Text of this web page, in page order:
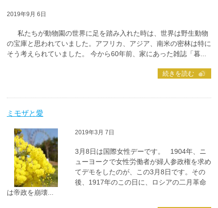
2019年9月 6日
私たちが動物園の世界に足を踏み入れた時は、世界は野生動物
の宝庫と思われていました。アフリカ、アジア、南米の密林は特に
そう考えられていました。 今から60年前、家にあった雑誌「暮...
続きを読む
ミモザと愛
2019年3月 7日
3月8日は国際女性デーです。 1904年、ニ
ューヨークで女性労働者が婦人参政権を求め
てデモをしたのが、この3月8日です。その
後、1917年のこの日に、ロシアの二月革命
は帝政を崩壊...